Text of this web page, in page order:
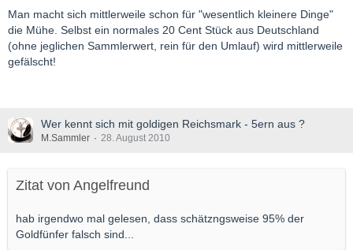
Man macht sich mittlerweile schon für "wesentlich kleinere Dinge"
die Mühe. Selbst ein normales 20 Cent Stück aus Deutschland
(ohne jeglichen Sammlerwert, rein für den Umlauf) wird mittlerweile
gefälscht!
Wer kennt sich mit goldigen Reichsmark - 5ern aus ?
M.Sammler 28. August 2010
Zitat von Angelfreund
hab irgendwo mal gelesen, dass schätzngsweise 95% der
Goldfünfer falsch sind...